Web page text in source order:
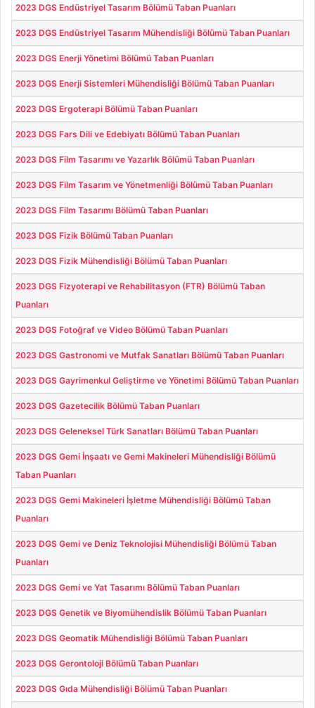
2023 DGS Endüstriyel Tasarım Bölümü Taban Puanları
2023 DGS Endüstriyel Tasarım Mühendisliği Bölümü Taban Puanları
2023 DGS Enerji Yönetimi Bölümü Taban Puanları
2023 DGS Enerji Sistemleri Mühendisliği Bölümü Taban Puanları
2023 DGS Ergoterapi Bölümü Taban Puanları
2023 DGS Fars Dili ve Edebiyatı Bölümü Taban Puanları
2023 DGS Film Tasarımı ve Yazarlık Bölümü Taban Puanları
2023 DGS Film Tasarım ve Yönetmenliği Bölümü Taban Puanları
2023 DGS Film Tasarımı Bölümü Taban Puanları
2023 DGS Fizik Bölümü Taban Puanları
2023 DGS Fizik Mühendisliği Bölümü Taban Puanları
2023 DGS Fizyoterapi ve Rehabilitasyon (FTR) Bölümü Taban
Puanları
2023 DGS Fotoğraf ve Video Bölümü Taban Puanları
2023 DGS Gastronomi ve Mutfak Sanatları Bölümü Taban Puanları
2023 DGS Gayrimenkul Geliştirme ve Yönetimi Bölümü Taban Puanları
2023 DGS Gazetecilik Bölümü Taban Puanları
2023 DGS Geleneksel Türk Sanatları Bölümü Taban Puanları
2023 DGS Gemi İnşaatı ve Gemi Makineleri Mühendisliği Bölümü
Taban Puanları
2023 DGS Gemi Makineleri İşletme Mühendisliği Bölümü Taban
Puanları
2023 DGS Gemi ve Deniz Teknolojisi Mühendisliği Bölümü Taban
Puanları
2023 DGS Gemi ve Yat Tasarımı Bölümü Taban Puanları
2023 DGS Genetik ve Biyomühendislik Bölümü Taban Puanları
2023 DGS Geomatik Mühendisliği Bölümü Taban Puanları
2023 DGS Gerontoloji Bölümü Taban Puanları
2023 DGS Gıda Mühendisliği Bölümü Taban Puanları